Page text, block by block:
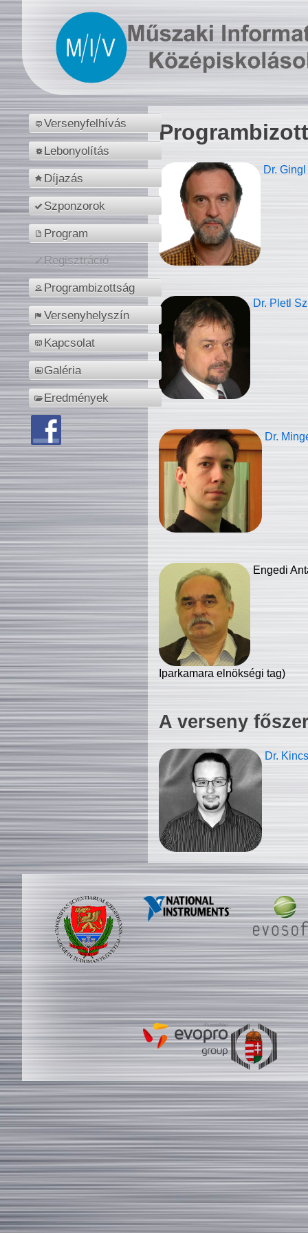
Versenyfelhívás
Lebonyolítás
Díjazás
Szponzorok
Program
Regisztráció
Programbizottság
Versenyhelyszín
Kapcsolat
Galéria
Eredmények
Dr.
Dr. Pletl
Dr.
Engedi
Iparkamara elnökségi tag)
A verseny
Dr.